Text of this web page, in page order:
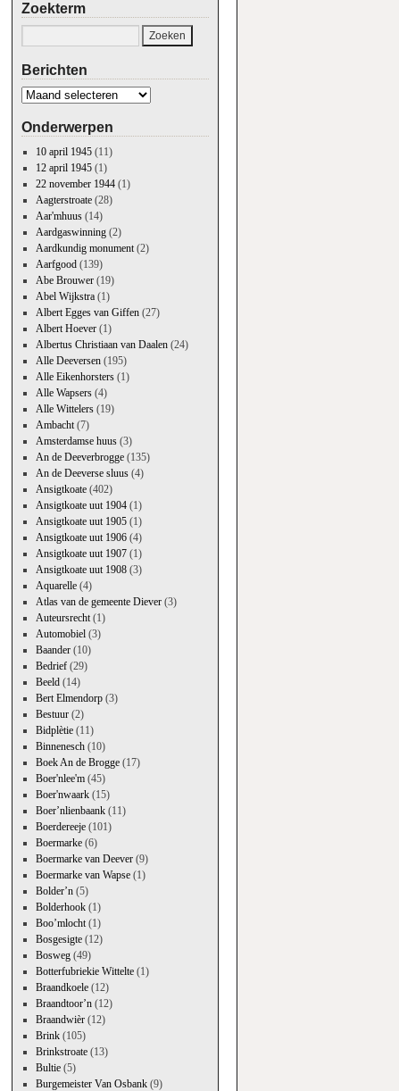
Zoekterm
Berichten
Onderwerpen
10 april 1945(11)
12 april 1945(1)
22 november 1944(1)
Aagterstroate(28)
Aar'mhuus(14)
Aardgaswinning(2)
Aardkundig monument(2)
Aarfgood(139)
Abe Brouwer(19)
Abel Wijkstra(1)
Albert Egges van Giffen(27)
Albert Hoever(1)
Albertus Christiaan van Daalen(24)
Alle Deeversen(195)
Alle Eikenhorsters(1)
Alle Wapsers(4)
Alle Wittelers(19)
Ambacht(7)
Amsterdamse huus(3)
An de Deeverbrogge(135)
An de Deeverse sluus(4)
Ansigtkoate(402)
Ansigtkoate uut 1904(1)
Ansigtkoate uut 1905(1)
Ansigtkoate uut 1906(4)
Ansigtkoate uut 1907(1)
Ansigtkoate uut 1908(3)
Aquarelle(4)
Atlas van de gemeente Diever(3)
Auteursrecht(1)
Automobiel(3)
Baander(10)
Bedrief(29)
Beeld(14)
Bert Elmendorp(3)
Bestuur(2)
Bidplètie(11)
Binnenesch(10)
Boek An de Brogge(17)
Boer'nlee'm(45)
Boer'nwaark(15)
Boer’nlienbaank(11)
Boerdereeje(101)
Boermarke(6)
Boermarke van Deever(9)
Boermarke van Wapse(1)
Bolder’n(5)
Bolderhook(1)
Boo’mlocht(1)
Bosgesigte(12)
Bosweg(49)
Botterfubriekie Wittelte(1)
Braandkoele(12)
Braandtoor’n(12)
Braandwièr(12)
Brink(105)
Brinkstroate(13)
Bultie(5)
Burgemeister Van Osbank(9)